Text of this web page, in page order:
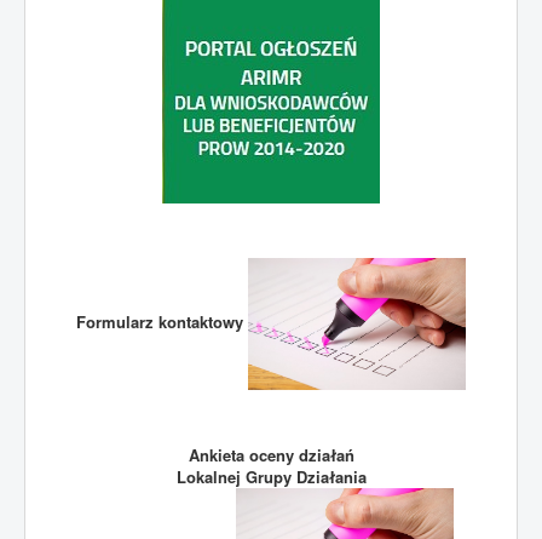
Formularz kontaktowy
Ankieta oceny działań
Lokalnej Grupy Działania